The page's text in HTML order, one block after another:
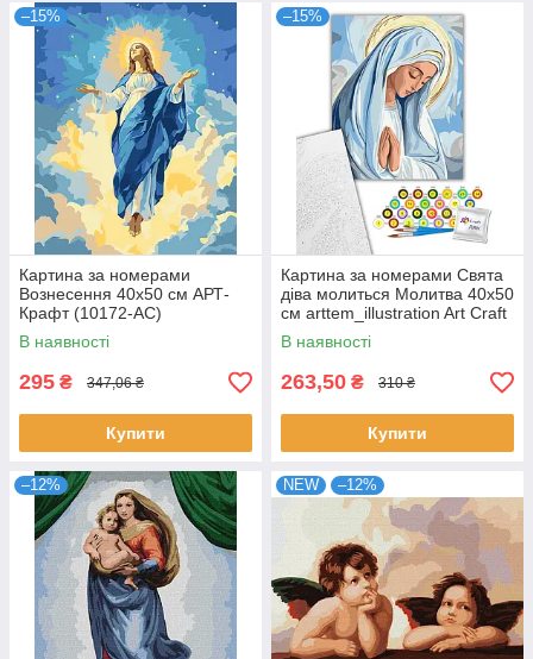
–15%
Картина за номерами
Вознесення 40х50 см АРТ-
Крафт (10172-AC)
В наявності
295 ₴ 347,06 ₴
Купити
–15%
Картина за номерами Свята
діва молиться Молитва 40х50
см arttem_illustration Art Craft
(10192-AC)
В наявності
263,50 ₴ 310 ₴
Купити
–12% NEW –12%